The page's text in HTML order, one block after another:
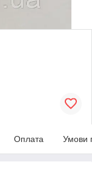
Оплата Умови